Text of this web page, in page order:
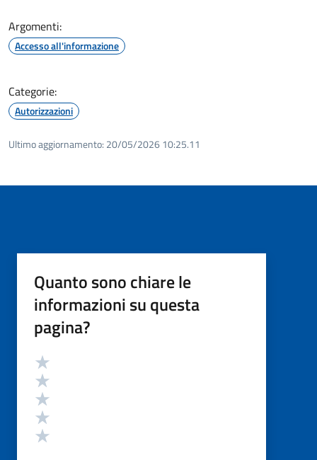
Argomenti:
Accesso all'informazione
Categorie:
Autorizzazioni
Ultimo aggiornamento: 20/05/2026 10:25.11
Quanto sono chiare le
informazioni su questa
pagina?
Valutazione